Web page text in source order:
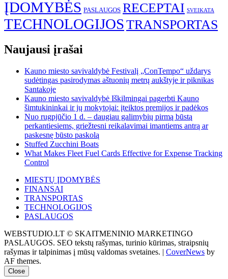
ĮDOMYBĖS PASLAUGOS RECEPTAI SVEIKATA
TECHNOLOGIJOSTRANSPORTAS
Naujausi įrašai
Kauno miesto savivaldybė Festivalį „ConTempo“ uždarys
sudėtingas pasirodymas aštuonių metrų aukštyje ir piknikas
Santakoje
Kauno miesto savivaldybė Iškilmingai pagerbti Kauno
šimtukininkai ir jų mokytojai: įteiktos premijos ir padėkos
Nuo rugpjūčio 1 d. – daugiau galimybių pirmą būstą
perkantiesiems, griežtesni reikalavimai imantiems antrą ar
paskesnę būsto paskolą
Stuffed Zucchini Boats
What Makes Fleet Fuel Cards Effective for Expense Tracking
Control
MIESTŲ ĮDOMYBĖS
FINANSAI
TRANSPORTAS
TECHNOLOGIJOS
PASLAUGOS
WEBSTUDIO.LT © SKAITMENINIO MARKETINGO
PASLAUGOS. SEO tekstų rašymas, turinio kūrimas, straipsnių
rašymas ir talpinimas į mūsų valdomas svetaines. | CoverNews by
AF themes.
Close